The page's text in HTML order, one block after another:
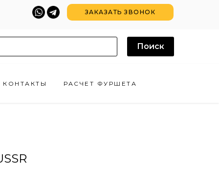
ЗАКАЗАТЬ ЗВОНОК
Поиск
КОНТАКТЫ РАСЧЕТ ФУРШЕТА